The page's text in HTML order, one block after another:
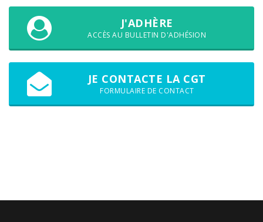
J'ADHÈRE
ACCÈS AU BULLETIN D'ADHÉSION
JE CONTACTE LA CGT
FORMULAIRE DE CONTACT